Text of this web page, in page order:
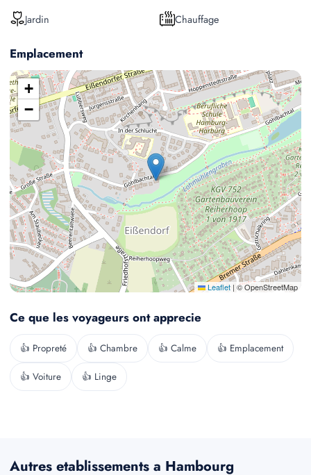
Jardin
Chauffage
Emplacement
+
−
Leaflet | © OpenStreetMap
Ce que les voyageurs ont apprecie
👍 Propreté 👍 Chambre 👍 Calme 👍 Emplacement
👍 Voiture 👍 Linge
Autres etablissements a Hambourg